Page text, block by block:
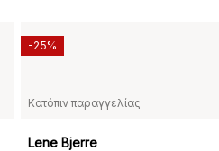
Κατόπιν παραγγελίας
Lene Bjerre
-25%